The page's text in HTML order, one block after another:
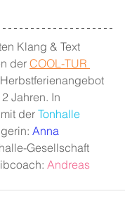
Klang & Text
der COOL-TUR
Jahren. In
der Tonhalle
Anna
Gesellschaft
Andreas